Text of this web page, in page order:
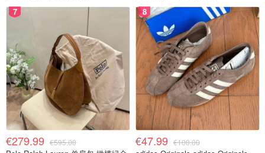
7
€279.99 €595.00
8
€47.99 €100.00